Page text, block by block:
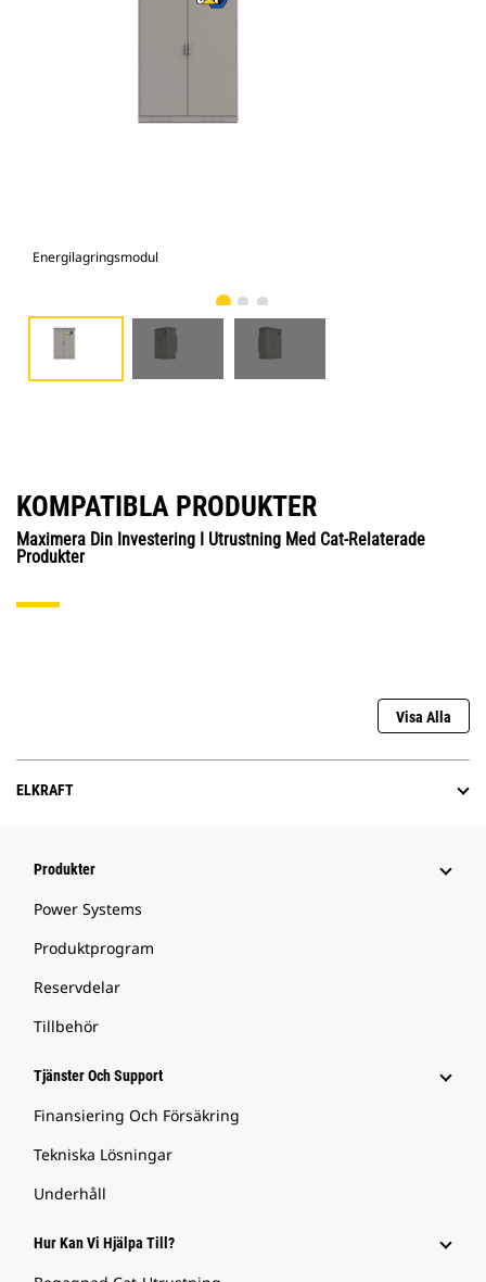
Energilagringsmodul
KOMPATIBLA PRODUKTER
Maximera Din Investering I Utrustning Med Cat-Relaterade
Produkter
Visa Alla
ELKRAFT
Produkter
Power Systems
Produktprogram
Reservdelar
Tillbehör
Tjänster Och Support
Finansiering Och Försäkring
Tekniska Lösningar
Underhåll
Hur Kan Vi Hjälpa Till?